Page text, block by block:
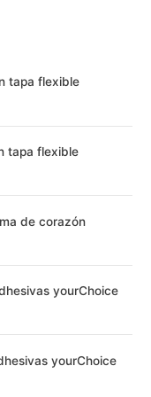
tapa flexible
tapa flexible
de corazón
yourChoice
yourChoice